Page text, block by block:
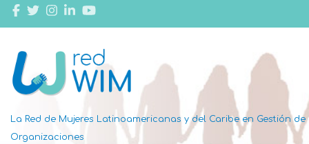
La Red de Mujeres Latinoamericanas y del Caribe en Gestión de
Organizaciones